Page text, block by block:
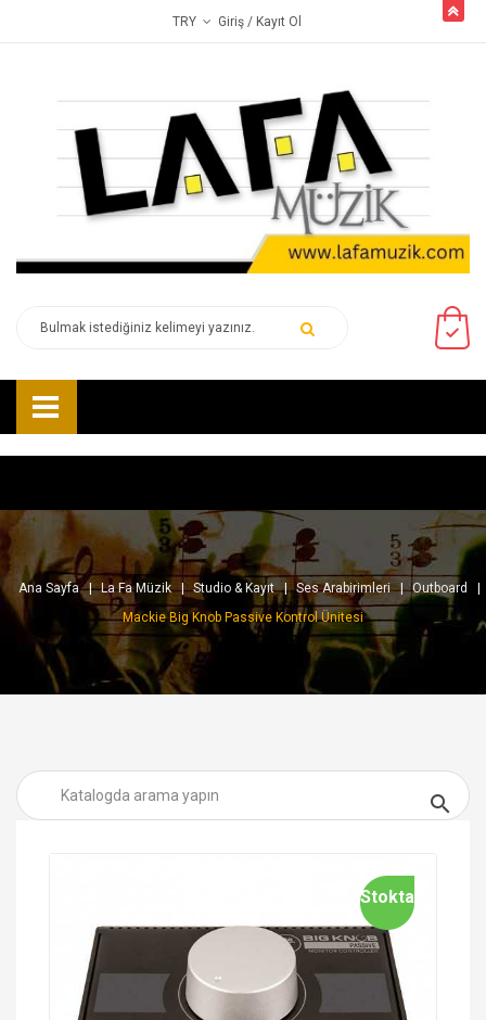
TRY Giriş / Kayıt Ol
Ana Sayfa La Fa Müzik Studio & Kayıt Ses Arabirimleri
Outboard
Mackie Big Knob Passive Kontrol Ünitesi

Stokta